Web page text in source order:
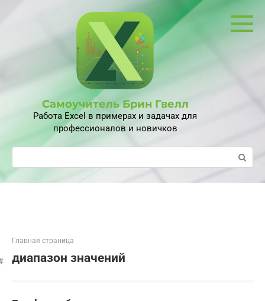
Самоучитель Брин Гвелл
Работа Excel в примерах и задачах для
профессионалов и новичков
Поиск:
Главная страница
диапазон значений